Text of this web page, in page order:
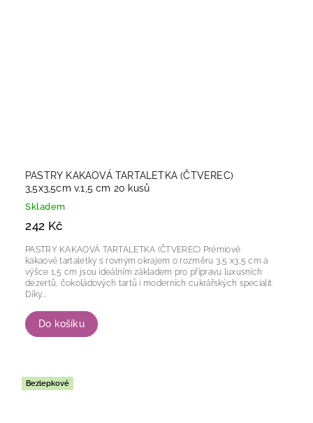
PASTRY KAKAOVÁ TARTALETKA (ČTVEREC)
3,5x3,5cm v.1,5 cm 20 kusů
Skladem
242 Kč
Do košíku
PASTRY KAKAOVÁ TARTALETKA (ČTVEREC) Prémiové
kakaové tartaletky s rovným okrajem o rozměru 3,5 x3,5 cm a
výšce 1,5 cm jsou ideálním základem pro přípravu luxusních
dezertů, čokoládových tartů i moderních cukrářských specialit.
Díky...
Bezlepkové